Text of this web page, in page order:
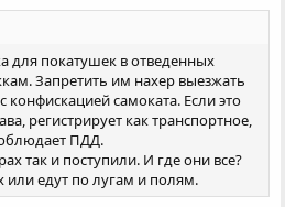
для покатушек в отведенных
Запретить им нахер выезжать
конфискацией самоката. Если это
регистрирует как транспортное,
ПДД.
так и поступили. И где они все?
или едут по лугам и полям.